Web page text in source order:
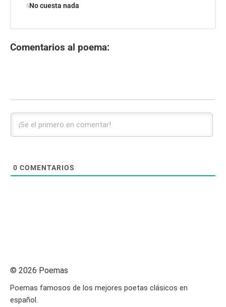
No cuesta nada
Comentarios al poema:
0 COMENTARIOS
© 2026 Poemas
Poemas famosos de los mejores poetas clásicos en
español.